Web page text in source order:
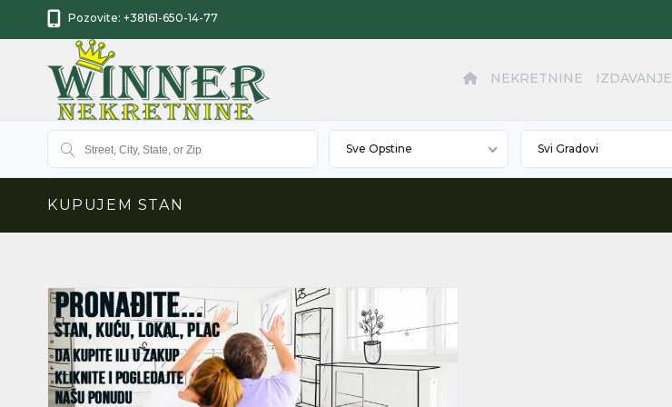
Pozovite: +38161-650-14-77
NEKRETNINE IZDAVANJE
Sve Opstine Svi Gradovi
KUPUJEM STAN